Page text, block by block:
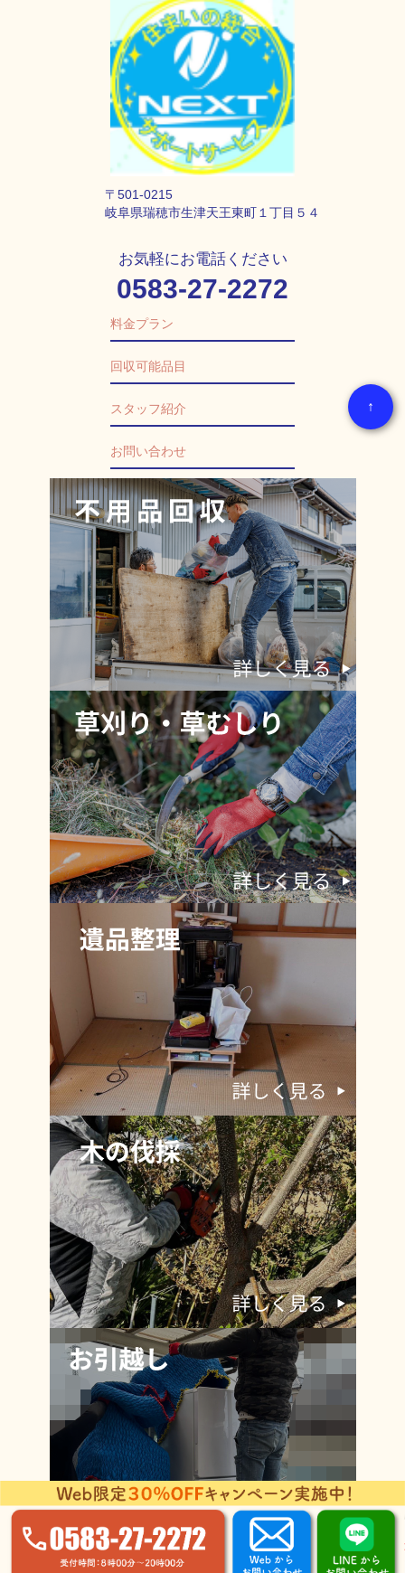
↑
〒501-0215
岐阜県瑞穂市生津天王東町１丁目５４
お気軽にお電話ください
0583-27-2272
料金プラン
回収可能品目
スタッフ紹介
お問い合わせ
©2026 NEXT